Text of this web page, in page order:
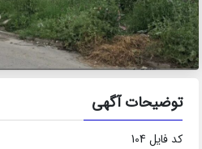
توضیحات آگهی
کد فایل 104